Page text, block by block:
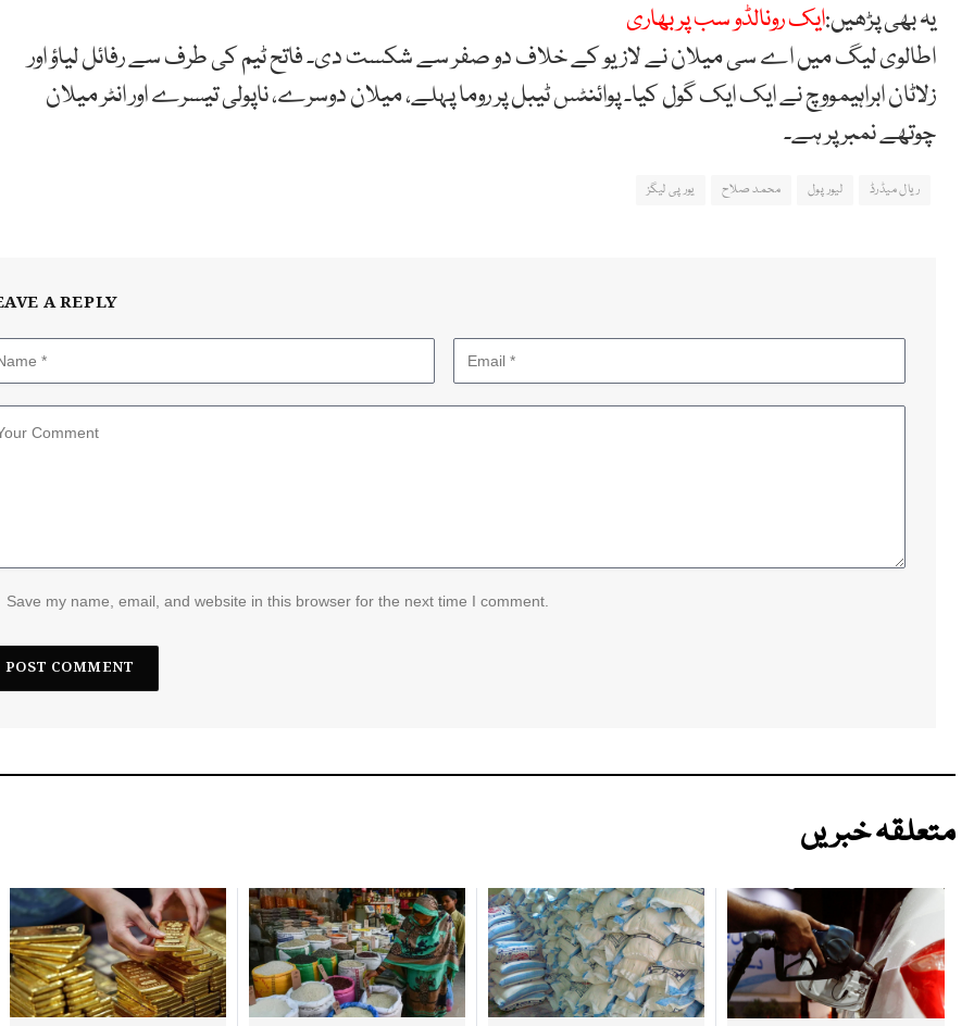
یہ بھی پڑھیں:ایک رونالڈو سب پر بھاری
اطالوی لیگ میں اے سی میلان نے لازیو کے خلاف دو صفر سے شکست دی۔ فاتح ٹیم کی طرف سے رفائل لیاؤ اور
زلاٹان ابراہیمووچ نے ایک ایک گول کیا۔ پوائنٹس ٹیبل پر روما پہلے، میلان دوسرے، ناپولی تیسرے اور انٹر میلان
چوتھے نمبر پر ہے۔
ریال میڈرڈ لیور پول محمد صلاح یورپی لیگز
A REPLY
Save my name, email, and website in this browser for the next time I comment.
متعلقہ خبریں